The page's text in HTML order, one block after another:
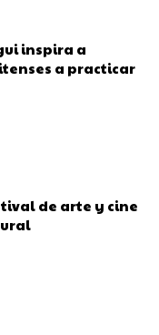
inspira a
a practicar
de arte y cine